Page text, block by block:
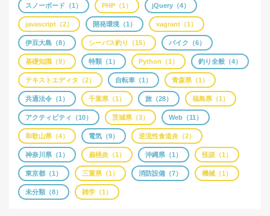
スノーボード（1） PHP（1） jQuery（4）
javascript（2） 開発環境（1） vagrant（1）
伊豆大島（8） シーバス釣り（15） バイク（6）
基礎知識（9） 特類（1） Python（1） 釣り全般（4）
テキストエディタ（2） 自転車（1） 青森県（1）
共通法令（1） 千葉県（1） 旅（28） 福島県（1）
アクティビティ（10） 茨城県（3） Web（11）
和歌山県（4） 電気（9） 逆流性食道炎（2）
神奈川県（1） 扁桃炎（1） 沖縄県（1） 怪談（1）
東京都（1） 三重県（1） 消防設備（7） 機械（1）
未分類（8） 雑学（1）